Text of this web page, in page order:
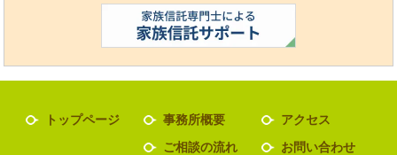
トップページ
事務所概要
ご相談の流れ
アクセス
お問い合わせ